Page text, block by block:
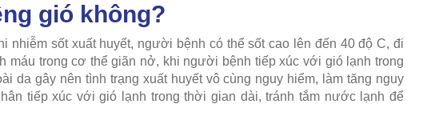
gió không?
nhiễm sốt xuất huyết, người bệnh có thể sốt cao lên đến 40 độ C, đi
máu trong cơ thể giãn nở, khi người bệnh tiếp xúc với gió lạnh trong
da gây nên tình trạng xuất huyết vô cùng nguy hiểm, làm tăng nguy
tiếp xúc với gió lạnh trong thời gian dài, tránh tắm nước lạnh để